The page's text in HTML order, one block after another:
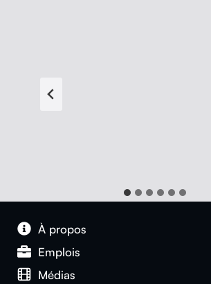
À pro­pos
Emplois
Médias